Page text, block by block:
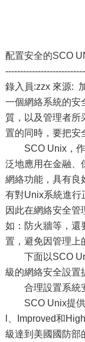
配置安全的SCO
錄入員:zzx 來源:
一個網絡系統的安
質，以及管理者所
置的同時，要把安
SCO Unix，作
泛地應用在金融、
網絡功能，具有良
有對Unix系統進行
因此在網絡安全管
如：防火牆等，還
置，避免因管理上
下面以SCO
級的網絡安全設置
合理設置系統
SCO Unix提供
l、Improved和
級達到美國國防部